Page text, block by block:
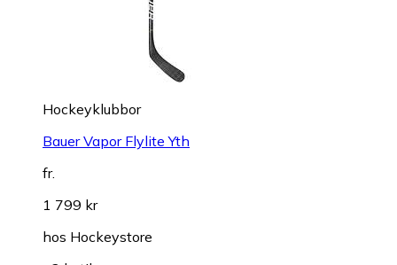
Hockeyklubbor
Bauer Vapor Flylite Yth
fr.
1 799 kr
hos Hockeystore